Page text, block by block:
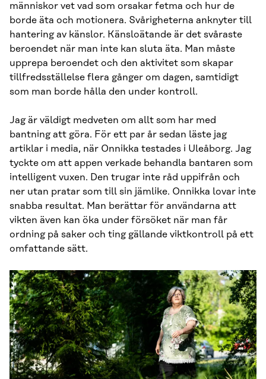
människor vet vad som orsakar fetma och hur de
borde äta och motionera. Svårigheterna anknyter till
hantering av känslor. Känsloätande är det svåraste
beroendet när man inte kan sluta äta. Man måste
upprepa beroendet och den aktivitet som skapar
tillfredsställelse flera gånger om dagen, samtidigt
som man borde hålla den under kontroll.
Jag är väldigt medveten om allt som har med
bantning att göra. För ett par år sedan läste jag
artiklar i media, när Onnikka testades i Uleåborg. Jag
tyckte om att appen verkade behandla bantaren som
intelligent vuxen. Den trugar inte råd uppifrån och
ner utan pratar som till sin jämlike. Onnikka lovar inte
snabba resultat. Man berättar för användarna att
vikten även kan öka under försöket när man får
ordning på saker och ting gällande viktkontroll på ett
omfattande sätt.